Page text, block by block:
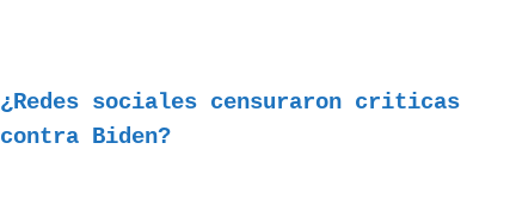
¿Redes sociales censuraron criticas
contra Biden?